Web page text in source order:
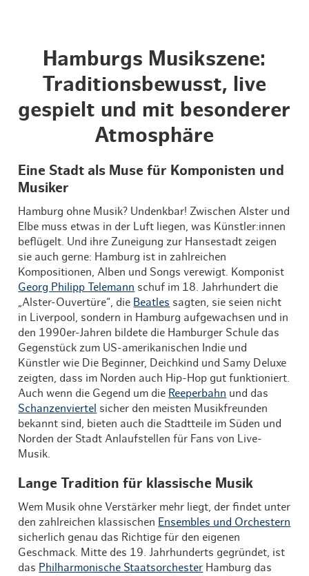
Hamburgs Musikszene:
Traditionsbewusst, live
gespielt und mit besonderer
Atmosphäre
Eine Stadt als Muse für Komponisten und
Musiker
Hamburg ohne Musik? Undenkbar! Zwischen Alster und
Elbe muss etwas in der Luft liegen, was Künstler:innen
beflügelt. Und ihre Zuneigung zur Hansestadt zeigen
sie auch gerne: Hamburg ist in zahlreichen
Kompositionen, Alben und Songs verewigt. Komponist
Georg Philipp Telemann schuf im 18. Jahrhundert die
„Alster-Ouvertüre“, die Beatles sagten, sie seien nicht
in Liverpool, sondern in Hamburg aufgewachsen und in
den 1990er-Jahren bildete die Hamburger Schule das
Gegenstück zum US-amerikanischen Indie und
Künstler wie Die Beginner, Deichkind und Samy Deluxe
zeigten, dass im Norden auch Hip-Hop gut funktioniert.
Auch wenn die Gegend um die Reeperbahn und das
Schanzenviertel sicher den meisten Musikfreunden
bekannt sind, bieten auch die Stadtteile im Süden und
Norden der Stadt Anlaufstellen für Fans von Live-
Musik.
Lange Tradition für klassische Musik
Wem Musik ohne Verstärker mehr liegt, der findet unter
den zahlreichen klassischen Ensembles und Orchestern
sicherlich genau das Richtige für den eigenen
Geschmack. Mitte des 19. Jahrhunderts gegründet, ist
das Philharmonische Staatsorchester Hamburg das